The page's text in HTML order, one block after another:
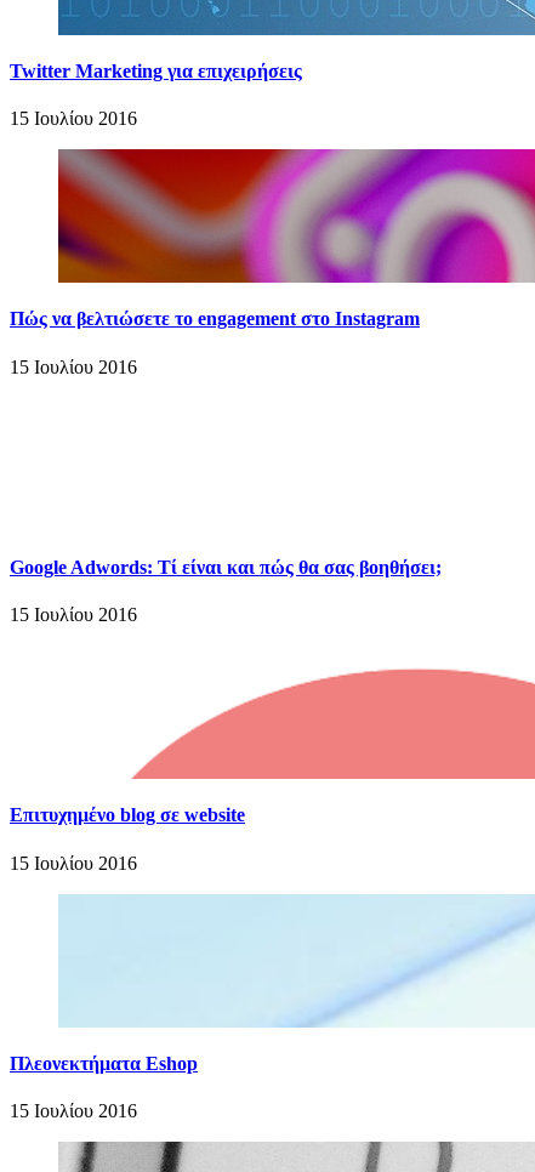
Twitter Marketing για επιχειρήσεις
15 Ιουλίου 2016
Πώς να βελτιώσετε το engagement στο Instagram
15 Ιουλίου 2016
Google Adwords: Τί είναι και πώς θα σας βοηθήσει;
15 Ιουλίου 2016
Επιτυχημένο blog σε website
15 Ιουλίου 2016
Πλεονεκτήματα Eshop
15 Ιουλίου 2016